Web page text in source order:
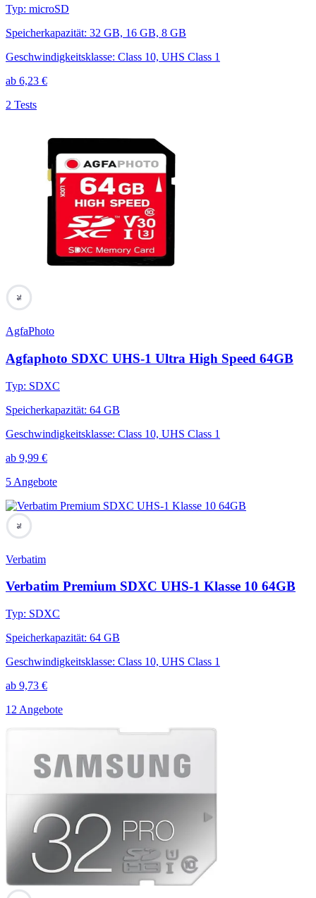
Typ: microSD
Speicherkapazität: 32 GB, 16 GB, 8 GB
Geschwindigkeitsklasse: Class 10, UHS Class 1
ab 6,23 €
2 Tests
76
AgfaPhoto
Agfaphoto SDXC UHS-1 Ultra High Speed 64GB
Typ: SDXC
Speicherkapazität: 64 GB
Geschwindigkeitsklasse: Class 10, UHS Class 1
ab 9,99 €
5 Angebote
76
Verbatim
Verbatim Premium SDXC UHS-1 Klasse 10 64GB
Typ: SDXC
Speicherkapazität: 64 GB
Geschwindigkeitsklasse: Class 10, UHS Class 1
ab 9,73 €
12 Angebote